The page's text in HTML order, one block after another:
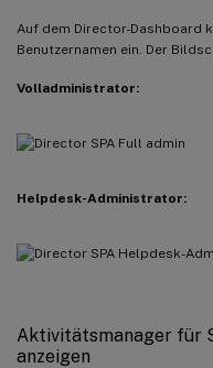
Auf dem Director-Dashboard
Benutzernamen ein. Der
Volladministrator:
Helpdesk-Administrator:
Aktivitätsmanager für
anzeigen